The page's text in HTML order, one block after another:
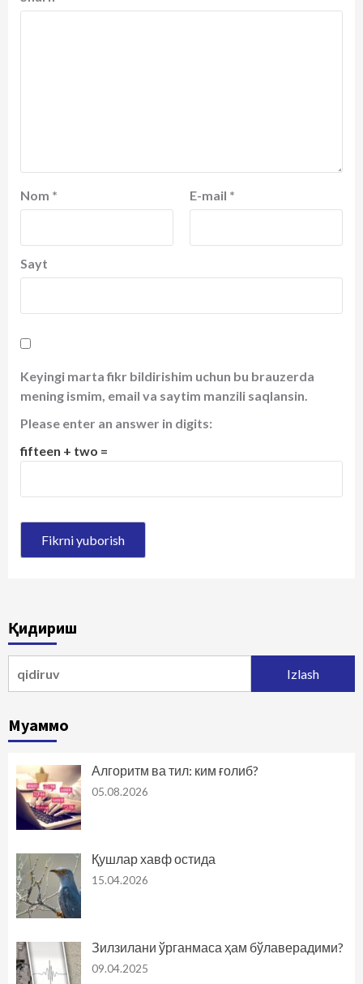
Nom * E-mail *
Sayt
Keyingi marta fikr bildirishim uchun bu brauzerda
mening ismim, email va saytim manzili saqlansin.
Please enter an answer in digits:
fifteen + two =
Қидириш
Муаммо
Алгоритм ва тил: ким ғолиб?
05.08.2026
Қушлар хавф остида
15.04.2026
Зилзилани ўрганмаса ҳам бўлаверадими?
09.04.2025